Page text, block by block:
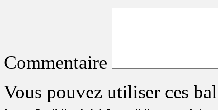
Commentaire
Vous pouvez utiliser ces